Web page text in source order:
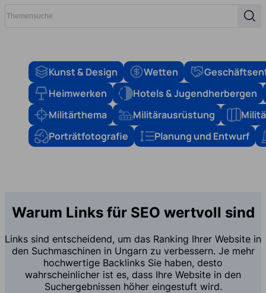
Kunst & Design Wetten
Heimwerken
Hotels & Jugendherbergen
Militärthema
Militärausrüstung
Porträtfotografie
Planung und Entwurf
Warum Links für SEO wertvoll sind
Links sind entscheidend, um das Ranking Ihrer Website in
den Suchmaschinen in Ungarn zu verbessern. Je mehr
hochwertige Backlinks Sie haben, desto
wahrscheinlicher ist es, dass Ihre Website in den
Suchergebnissen höher eingestuft wird.